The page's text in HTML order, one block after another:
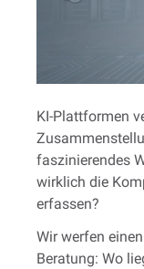
KI-Plattformen
faszinierendes
wirklich die
erfassen?
Wir werfen
Beratung: Wo